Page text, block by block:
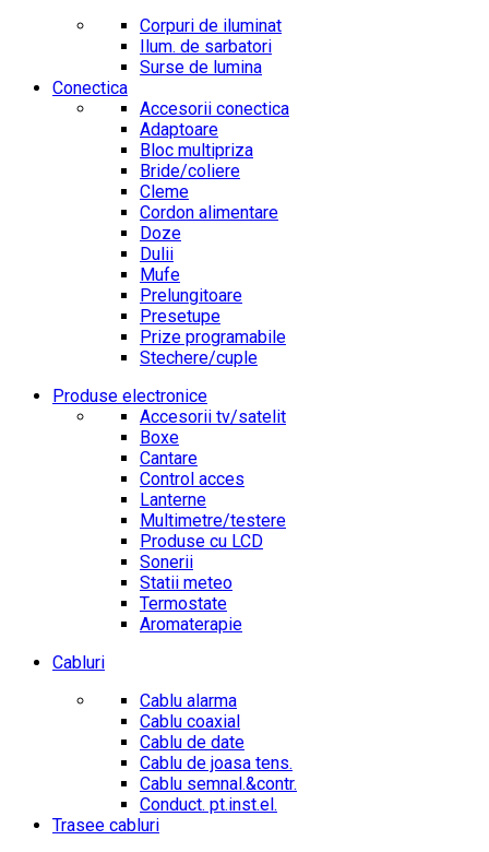
Corpuri de iluminat
Ilum. de sarbatori
Surse de lumina
Conectica
Accesorii conectica
Adaptoare
Bloc multipriza
Bride/coliere
Cleme
Cordon alimentare
Doze
Dulii
Mufe
Prelungitoare
Presetupe
Prize programabile
Stechere/cuple
Produse electronice
Accesorii tv/satelit
Boxe
Cantare
Control acces
Lanterne
Multimetre/testere
Produse cu LCD
Sonerii
Statii meteo
Termostate
Aromaterapie
Cabluri
Cablu alarma
Cablu coaxial
Cablu de date
Cablu de joasa tens.
Cablu semnal.&contr.
Conduct. pt.inst.el.
Trasee cabluri